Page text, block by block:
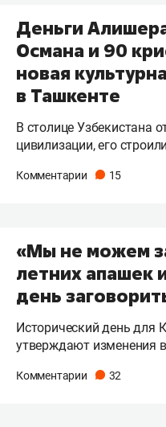
Деньги
Османа и 90
новая
в Ташкенте
В столице Узбекистана
цивилизации, его
Комментарии 15
«Мы не можем
летних апашек
день
Исторический день для
утверждают изменения
Комментарии 32